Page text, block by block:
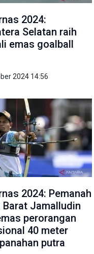
2024:
Selatan raih
emas goalball
2024 14:56
2024: Pemanah
Barat Jamalludin
perorangan
40 meter
putra